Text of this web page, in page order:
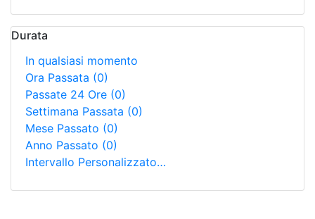
Durata
In qualsiasi momento
Ora Passata (0)
Passate 24 Ore (0)
Settimana Passata (0)
Mese Passato (0)
Anno Passato (0)
Intervallo Personalizzato…